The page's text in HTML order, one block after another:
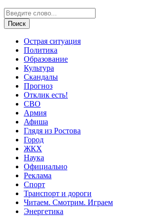
Острая ситуация
Политика
Образование
Культура
Скандалы
Прогноз
Отклик есть!
СВО
Армия
Афиша
Глядя из Ростова
Город
ЖКХ
Наука
Официально
Реклама
Спорт
Транспорт и дороги
Читаем. Смотрим. Играем
Энергетика